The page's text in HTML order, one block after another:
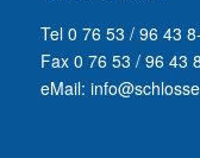
Tel 0 76 53 / 96 43
Fax 0 76 53 / 96 43
eMail: